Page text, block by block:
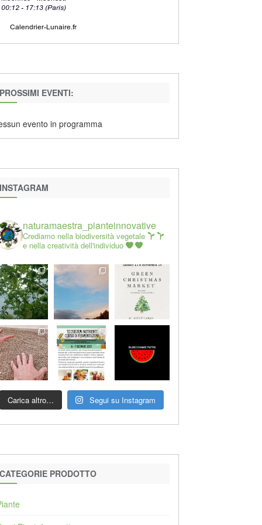
EVENTI:
evento in programma
naturamaestra_pianteinnovative
Crediamo nella biodiversità vegetale
e nella creatività dell'individuo
Carica altro… Segui su Instagram
PRODOTTO